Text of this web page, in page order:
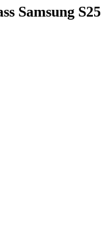
Samsung S25